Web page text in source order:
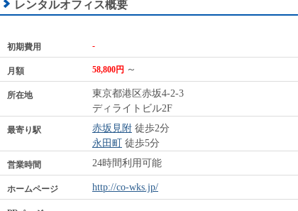
レンタルオフィス概要
初期費用 -
月額 58,800円 ～
所在地
東京都港区赤坂4-2-3
ディライトビル2F
最寄り駅 赤坂見附 徒歩2分
永田町 徒歩5分
営業時間 24時間利用可能
ホームページ http://co-wks.jp/